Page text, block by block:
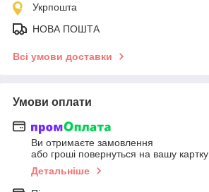
Укрпошта
НОВА ПОШТА
Всі умови доставки
Умови оплати
Ви отримаєте замовлення
або гроші повернуться на вашу картку
Детальніше